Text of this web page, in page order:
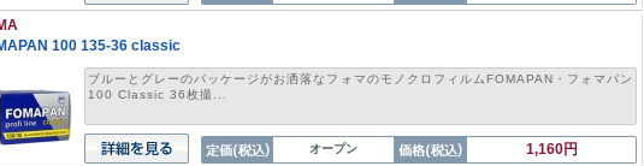
100 135-36 classic
ブルーとグレーのパッケージがお洒落なフォマのモノクロフィルムFOMAPAN・フォマパン
100 Classic 36枚撮...
オープン 1,160円